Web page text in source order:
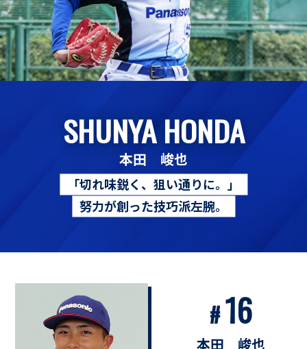
SHUNYA HONDA
本田 峻也
「切れ味鋭く、狙い通りに。」
努力が創った技巧派左腕。
#16
本田 峻也